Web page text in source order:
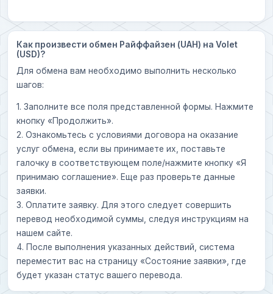
Как произвести обмен Райффайзен (UAH) на Volet
(USD)?
Для обмена вам необходимо выполнить несколько
шагов:
1. Заполните все поля представленной формы. Нажмите
кнопку «Продолжить».
2. Ознакомьтесь с условиями договора на оказание
услуг обмена, если вы принимаете их, поставьте
галочку в соответствующем поле/нажмите кнопку «Я
принимаю соглашение». Еще раз проверьте данные
заявки.
3. Оплатите заявку. Для этого следует совершить
перевод необходимой суммы, следуя инструкциям на
нашем сайте.
4. После выполнения указанных действий, система
переместит вас на страницу «Состояние заявки», где
будет указан статус вашего перевода.